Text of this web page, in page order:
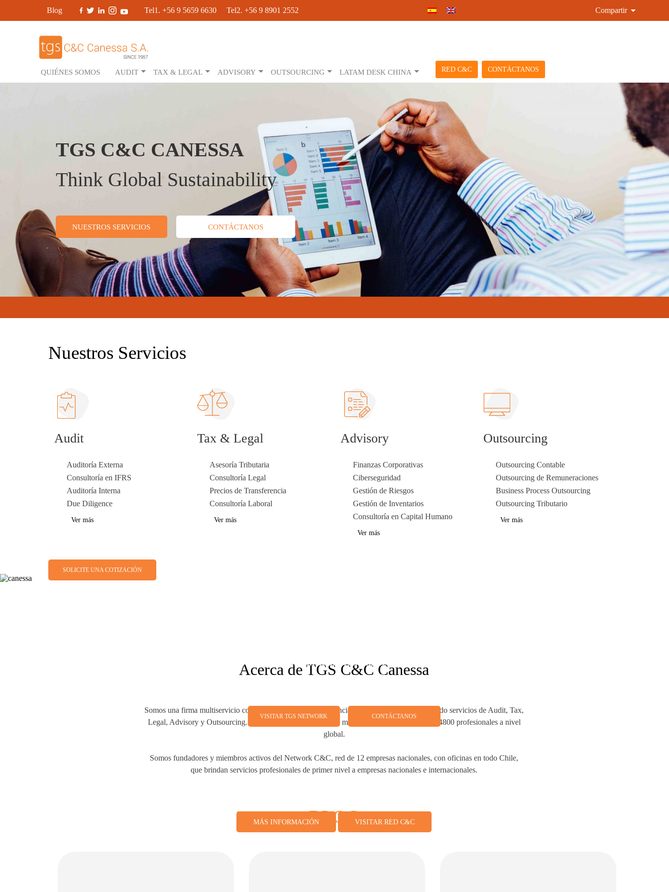
Blog Tel1. +56 9 5659 6630 Tel2. +56 9 8901 2552 Compartir
QUIÉNES SOMOS AUDIT TAX & LEGAL ADVISORY OUTSOURCING LATAM DESK CHINA RED C&C CONTÁCTANOS
TGS C&C CANESSA
Think Global Sustainability
NUESTROS SERVICIOS CONTÁCTANOS
Nuestros Servicios
Audit
Auditoría Externa
Consultoría en IFRS
Auditoría Interna
Due Diligence
Ver más
Tax & Legal
Asesoría Tributaria
Consultoría Legal
Precios de Transferencia
Consultoría Laboral
Ver más
Advisory
Finanzas Corporativas
Ciberseguridad
Gestión de Riesgos
Gestión de Inventarios
Consultoría en Capital Humano
Ver más
Outsourcing
Outsourcing Contable
Outsourcing de Remuneraciones
Business Process Outsourcing
Outsourcing Tributario
Ver más
SOLICITE UNA COTIZACIÓN
Acerca de TGS C&C Canessa
Somos una firma multiservicio con más de 65 años de experiencia en el mercado local brindando servicios de Audit, Tax,
Legal, Advisory y Outsourcing. Contamos con el respaldo de más de 69 miembros y más de 4800 profesionales a nivel
global.
Somos fundadores y miembros activos del Network C&C, red de 12 empresas nacionales, con oficinas en todo Chile,
que brindan servicios profesionales de primer nivel a empresas nacionales e internacionales.
MÁS INFORMACIÓN VISITAR RED C&C
servicios de consultoría empresarial, auditoría, impuestos, consultoría legal y contable,
actualmente presente en 59 países.
VISITAR TGS NETWORK CONTÁCTANOS
BLOG